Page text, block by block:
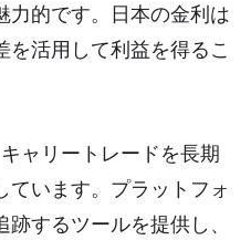
力的です。日本の金利は
を活用して利益を得るこ
ャリートレードを長期
ています。プラットフォ
するツールを提供し、